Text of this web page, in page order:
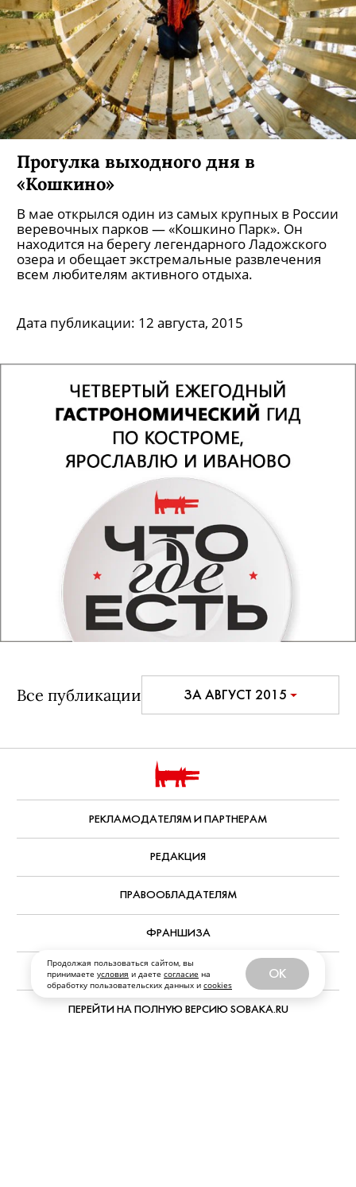
Продолжая пользоваться сайтом, вы
принимаете условия и даете согласие на
обработку пользовательских данных и cookies
OK
Прогулка выходного дня в
«Кошкино»
В мае открылся один из самых крупных в России
веревочных парков — «Кошкино Парк». Он
находится на берегу легендарного Ладожского
озера и обещает экстремальные развлечения
всем любителям активного отдыха.
Дата публикации: 12 августа, 2015
Все публикации ЗА АВГУСТ 2015
РЕКЛАМОДАТЕЛЯМ И ПАРТНЕРАМ
РЕДАКЦИЯ
ПРАВООБЛАДАТЕЛЯМ
ФРАНШИЗА
ПЕРСОНАЛЬНЫЕ ДАННЫЕ
ПЕРЕЙТИ НА ПОЛНУЮ ВЕРСИЮ SOBAKA.RU